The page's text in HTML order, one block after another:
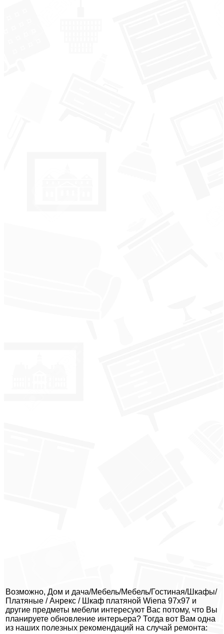
Возможно, Дом и дача/Мебель/Мебель/Гостиная/Шкафы/
Платяные / Анрекс / Шкаф платяной Wiena 97х97 и
другие предметы мебели интересуют Вас потому, что Вы
планируете обновление интерьера? Тогда вот Вам одна
из наших полезных рекомендаций на случай ремонта: